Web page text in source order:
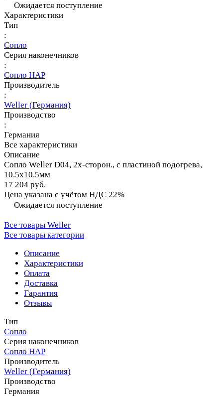
Ожидается поступление
Характеристики
Тип
:
Сопло
Серия наконечников
:
Сопло HAP
Производитель
:
Weller (Германия)
Производство
:
Германия
Все характеристики
Описание
Сопло Weller D04, 2х-сторон., с пластиной подогрева,
10.5х10.5мм
17 204 руб.
Цена указана с учётом НДС 22%
Ожидается поступление
Все товары Weller
Все товары категории
Описание
Характеристики
Оплата
Доставка
Гарантия
Отзывы
Тип
Сопло
Серия наконечников
Сопло HAP
Производитель
Weller (Германия)
Производство
Германия